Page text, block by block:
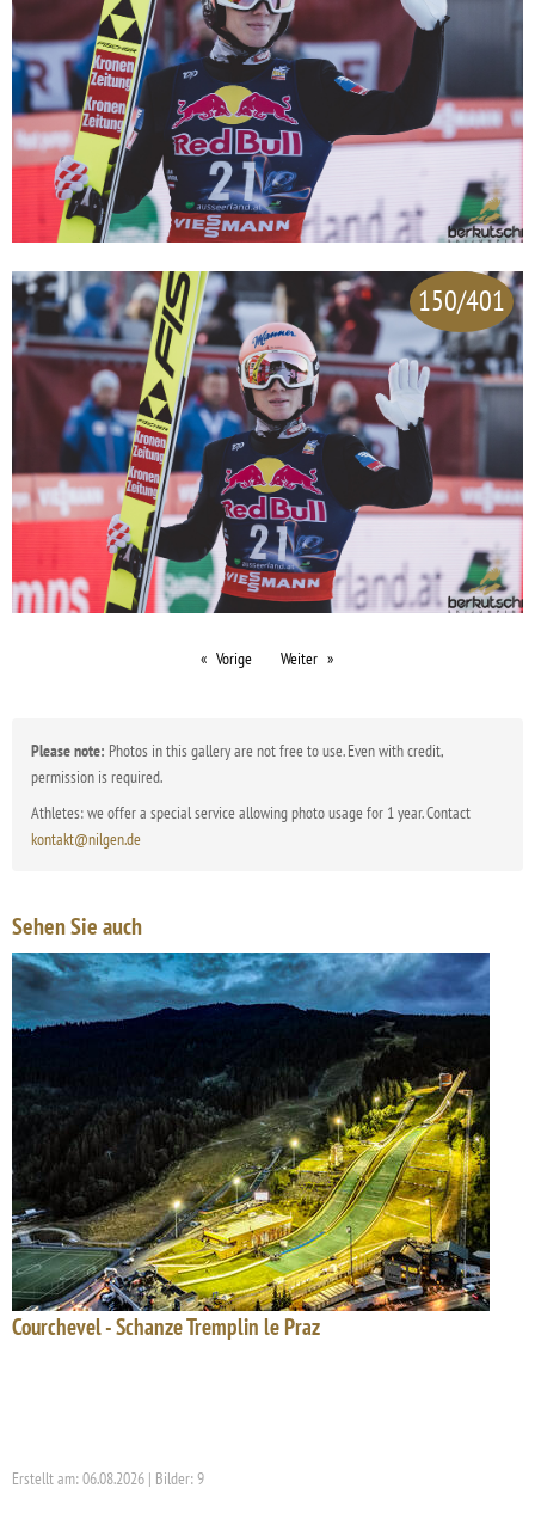
150/401
Vorige Weiter
Please note: Photos in this gallery are not free to use. Even with credit,
permission is required.
Athletes: we offer a special service allowing photo usage for 1 year. Contact
kontakt@nilgen.de
Sehen Sie auch
Courchevel - Schanze Tremplin le Praz
Erstellt am: 06.08.2026 | Bilder: 9